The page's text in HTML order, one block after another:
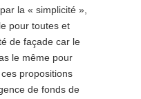
la « simplicité »,
pour toutes et
de façade car le
le même pour
propositions
de fonds de